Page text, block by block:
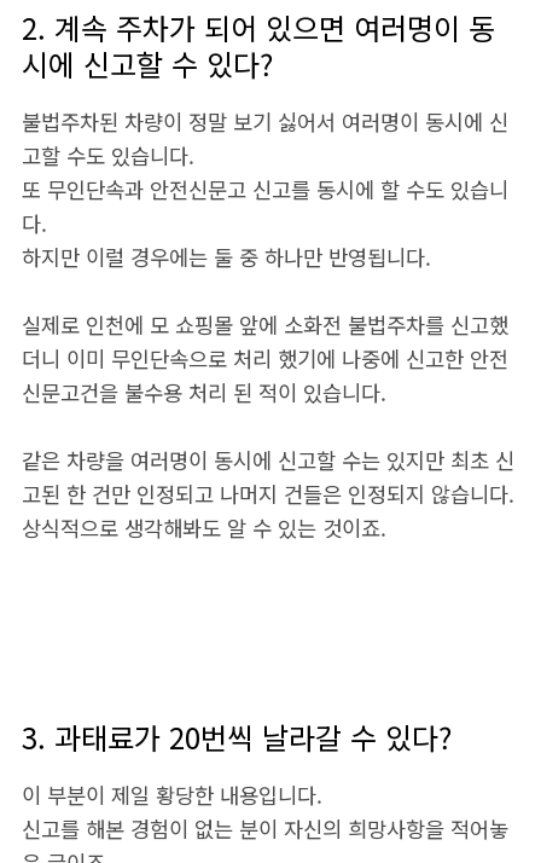
2. 계속 주차가 되어 있으면 여러명이 동
시에 신고할 수 있다?
불법주차된 차량이 정말 보기 싫어서 여러명이 동시에 신
고할 수도 있습니다.
또 무인단속과 안전신문고 신고를 동시에 할 수도 있습니
다.
하지만 이럴 경우에는 둘 중 하나만 반영됩니다.
실제로 인천에 모 쇼핑몰 앞에 소화전 불법주차를 신고했
더니 이미 무인단속으로 처리 했기에 나중에 신고한 안전
신문고건을 불수용 처리 된 적이 있습니다.
같은 차량을 여러명이 동시에 신고할 수는 있지만 최초 신
고된 한 건만 인정되고 나머지 건들은 인정되지 않습니다.
상식적으로 생각해봐도 알 수 있는 것이죠.
3. 과태료가 20번씩 날라갈 수 있다?
이 부분이 제일 황당한 내용입니다.
신고를 해본 경험이 없는 분이 자신의 희망사항을 적어놓